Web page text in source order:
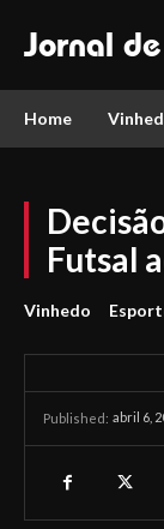
Jornal
Home
Futsal
Vinhedo
Published: abril 6,